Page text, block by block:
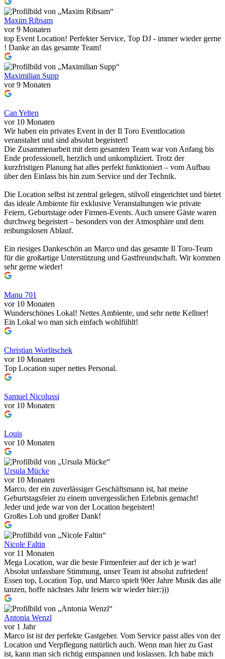
Maxim Ribsam
vor 9 Monaten
top Event Location! Perfekter Service, Top DJ - immer wieder gerne
! Danke an das gesamte Team!
Maximilian Supp
vor 9 Monaten
Can Yelten
vor 10 Monaten
Wir haben ein privates Event in der Il Toro Eventlocation
veranstaltet und sind absolut begeistert!
Die Zusammenarbeit mit dem gesamten Team war von Anfang bis
Ende professionell, herzlich und unkompliziert. Trotz der
kurzfristigen Planung hat alles perfekt funktioniert – vom Aufbau
über den Einlass bis hin zum Service und der Technik.
Die Location selbst ist zentral gelegen, stilvoll eingerichtet und bietet
das ideale Ambiente für exklusive Veranstaltungen wie private
Feiern, Geburtstage oder Firmen-Events. Auch unsere Gäste waren
durchweg begeistert – besonders von der Atmosphäre und dem
reibungslosen Ablauf.
Ein riesiges Dankeschön an Marco und das gesamte Il Toro-Team
für die großartige Unterstützung und Gastfreundschaft. Wir kommen
sehr gerne wieder!
Manu 701
vor 10 Monaten
Wunderschönes Lokal! Nettes Ambiente, und sehr nette Kellner!
Ein Lokal wo man sich einfach wohlfühlt!
Christian Worlitschek
vor 10 Monaten
Top Location super nettes Personal.
Samuel Nicolussi
vor 10 Monaten
Louis
vor 10 Monaten
Ursula Mücke
vor 10 Monaten
Marco, der ein zuverlässiger Geschäftsmann ist, hat meine
Geburtstagsfeier zu einem unvergesslichen Erlebnis gemacht!
Jeder und jede war von der Location begeistert!
Großes Lob und großer Dank!
Nicole Faltin
vor 11 Monaten
Mega Location, war die beste Firmenfeier auf der ich je war!
Absolut unfassbare Stimmung, unser Team ist absolut zufrieden!
Essen top, Location Top, und Marco spielt 90er Jahre Musik das alle
tanzen, hoffe nächstes Jahr feiern wir wieder hier:)))
Antonia Wenzl
vor 1 Jahr
Marco ist ist der perfekte Gastgeber. Vom Service passt alles von der
Location und Verpflegung natürlich auch. Wenn man hier zu Gast
ist, kann man sich richtig entspannen und loslassen. Ich habe mich